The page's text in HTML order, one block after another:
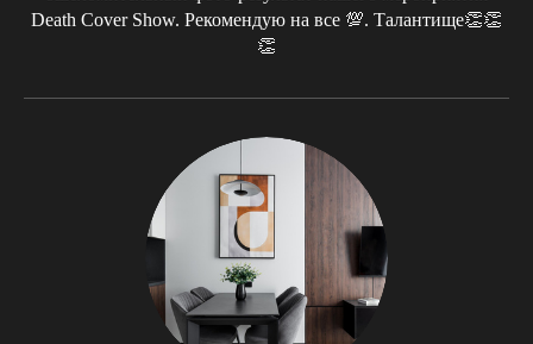
Death Cover Show. Рекомендую на все 💯. Талантище👏👏
👏